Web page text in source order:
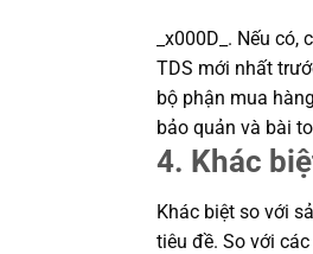
_x000D_. Nếu
TDS mới nhất
bộ phận mua
bảo quản và bài
4. Khác
Khác biệt so với
tiêu đề. So với